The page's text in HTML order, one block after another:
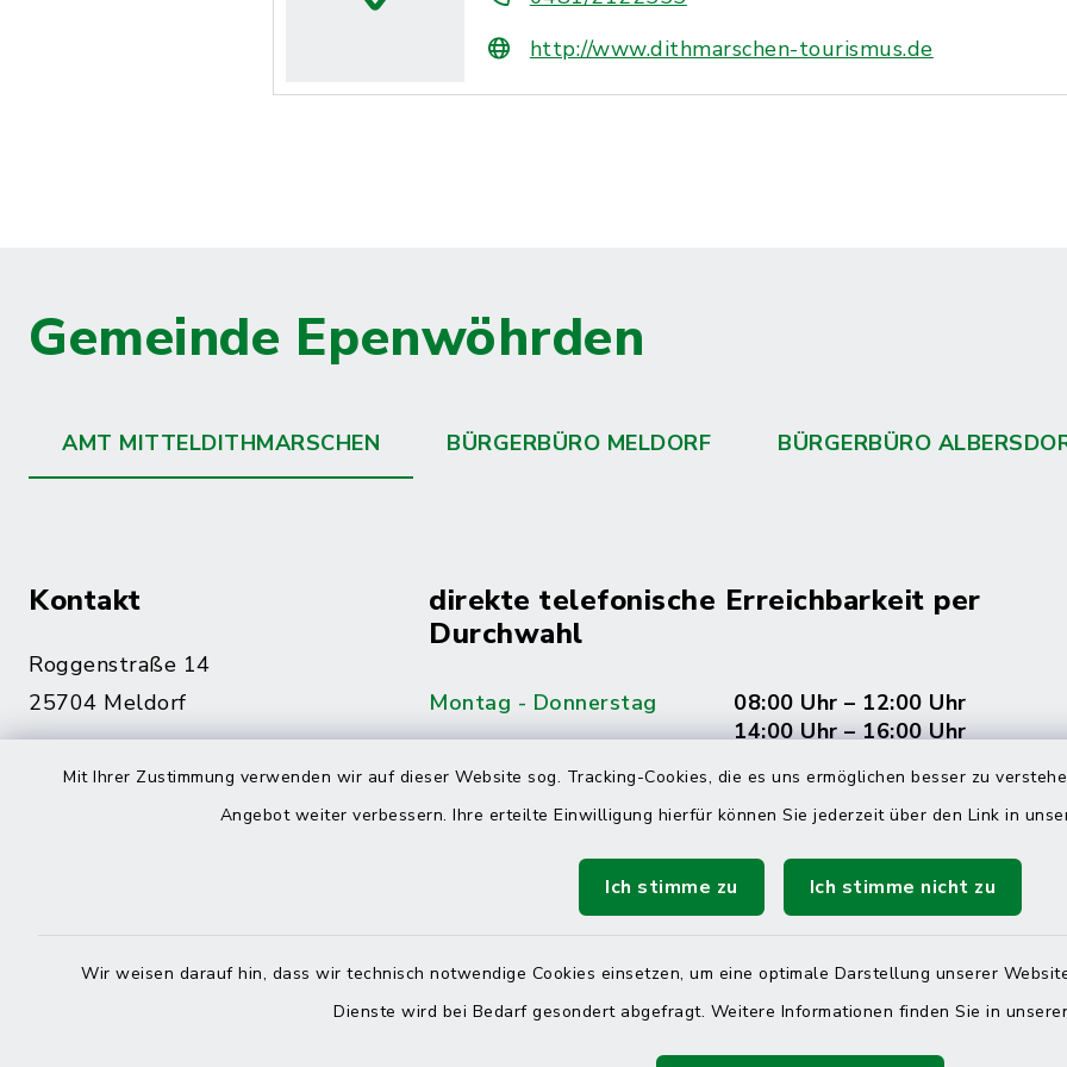
Mit Ihrer Zustimmung verwenden wir auf dieser Website sog. Tracking-Cookies, die es uns ermöglichen besser zu
Angebot weiter verbessern. Ihre erteilte Einwilligung hierfür können Sie jederzeit über den Link in
Ich stimme zu Ich stimme nicht zu
Wir weisen darauf hin, dass wir technisch notwendige Cookies einsetzen, um eine optimale Darstellung unserer
Dienste wird bei Bedarf gesondert abgefragt. Weitere Informationen finden Sie in
http://www.dithmarschen-tourismus.de
Gemeinde Epenwöhrden
AMT MITTELDITHMARSCHEN BÜRGERBÜRO MELDORF BÜRGERBÜRO
Kontakt
Roggenstraße 14
25704 Meldorf
04832 6065-215
direkte telefonische Erreichbarkeit per
Durchwahl
Montag - Donnerstag
08:00 Uhr – 12:00 Uhr
14:00 Uhr – 16:00 Uhr
Freitag
08:00 Uhr – 12:00 Uhr
Online-Terminvereinbarung
Haben Sie ein dringendes Anliegen, finden aber online
keinen zeitnahen Termin? Rufen Sie uns gerne unter der
Telefonnummer 04832 6065 0 an!